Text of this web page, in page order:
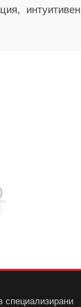
интуитивен
специализирани